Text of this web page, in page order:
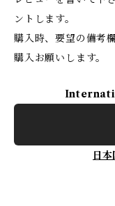
ントします。
購入時、要望の備考
購入お願いします。
日